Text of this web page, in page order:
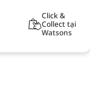
Click &
Collect tại
Watsons